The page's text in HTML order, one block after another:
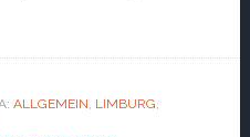
ALLGEMEIN, LIMBURG,